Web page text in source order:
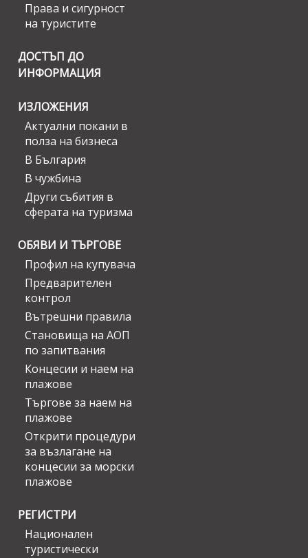
Права и сигурност
на туристите
ДОСТЪП ДО
ИНФОРМАЦИЯ
ИЗЛОЖЕНИЯ
Актуални покани в
полза на бизнеса
В България
В чужбина
Други събития в
сферата на туризма
ОБЯВИ И ТЪРГОВЕ
Профил на купувача
Предварителен
контрол
Вътрешни правила
Становища на АОП
по запитвания
Концесии и наем на
плажове
Търгове за наем на
плажове
Открити процедури
за възлагане на
концесии за морски
плажове
РЕГИСТРИ
Национален
туристически